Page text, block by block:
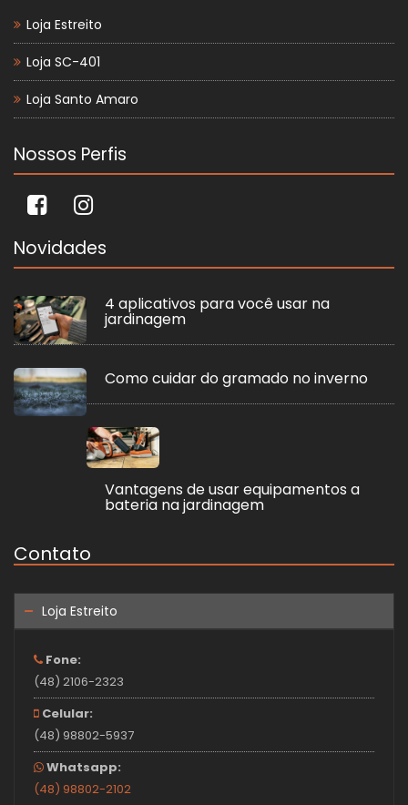
Loja Estreito
Loja SC-401
Loja Santo Amaro
Nossos Perfis
Novidades
4 aplicativos para você usar na
jardinagem
Como cuidar do gramado no inverno
Vantagens de usar equipamentos a
bateria na jardinagem
Contato
Loja Estreito
Fone:
(48) 2106-2323
Celular:
(48) 98802-5937
Whatsapp:
(48) 98802-2102